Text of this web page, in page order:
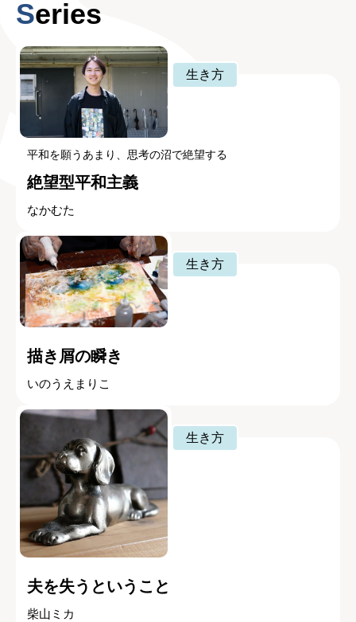
Series
生き方
平和を願うあまり、思考の沼で絶望する
絶望型平和主義
なかむた
生き方
描き屑の瞬き
いのうえまりこ
生き方
夫を失うということ
柴山ミカ